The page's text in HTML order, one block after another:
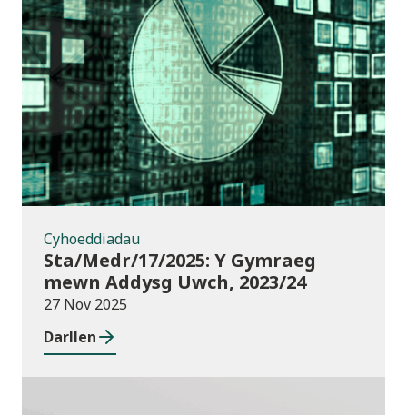
Cyhoeddiadau
Cyhoeddiadau
Sta/Medr/17/2025: Y Gymraeg
mewn Addysg Uwch, 2023/24
27 Nov 2025
Darllen